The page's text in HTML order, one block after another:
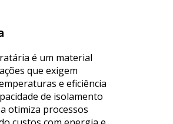
é um material
que exigem
e eficiência
de isolamento
otimiza processos